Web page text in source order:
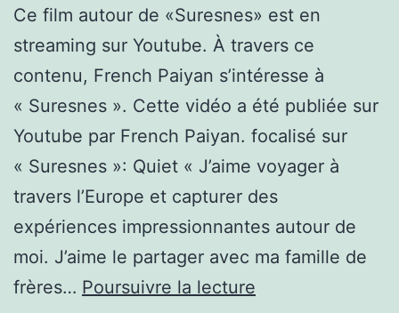
à
Corbeil
Essonnes
#train
Ce film autour de «Suresnes» est en
streaming sur Youtube. À travers ce
contenu, French Paiyan s’intéresse à
« Suresnes ». Cette vidéo a été publiée sur
Youtube par French Paiyan. focalisé sur
« Suresnes »: Quiet « J’aime voyager à
travers l’Europe et capturer des
expériences impressionnantes autour de
moi. J’aime le partager avec ma famille de
frères… Poursuivre la lecture